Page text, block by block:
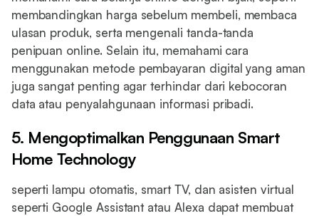
membandingkan harga sebelum membeli, membaca
ulasan produk, serta mengenali tanda-tanda
penipuan online. Selain itu, memahami cara
menggunakan metode pembayaran digital yang aman
juga sangat penting agar terhindar dari kebocoran
data atau penyalahgunaan informasi pribadi.
5. Mengoptimalkan Penggunaan Smart
Home Technology
seperti lampu otomatis, smart TV, dan asisten virtual
seperti Google Assistant atau Alexa dapat membuat